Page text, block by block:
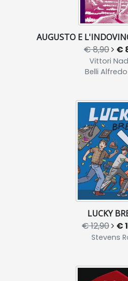
AUGUSTO E
€ 8,90 €
Vittori
Belli
LUCKY
€ 12,90 €
Stevens